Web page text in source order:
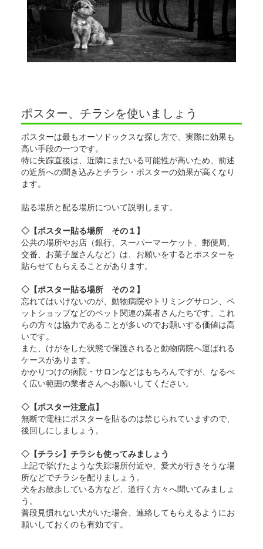
ポスター、チラシを使いましょう
ポスターは最もオーソドックスな探し方で、実際に効果も
高い手段の一つです。
特に失踪直後は、近隣にまだいる可能性が高いため、前述
の近所への聞き込みとチラシ・ポスターの効果が高くなり
ます。
貼る場所と配る場所について説明します。
◇【ポスター貼る場所 その１】
公共の場所やお店（銀行、スーパーマーケット、郵便局、
交番、お菓子屋さんなど）は、お願いをするとポスターを
貼らせてもらえることがあります。
◇【ポスター貼る場所 その２】
忘れてはいけないのが、動物病院やトリミングサロン、ペ
ットショップなどのペット関連の業者さんたちです。これ
らの方々は協力であることが多いのでお願いする価値は高
いです。
また、けがをした状態で保護されると動物病院へ運ばれる
ケースがあります。
かかりつけの病院・サロンなどはもちろんですが、なるべ
く広い範囲の業者さんへお願いしてください。
◇【ポスター注意点】
無断で電柱にポスターを貼るのは禁じられていますので、
後回しにしましょう。
◇【チラシ】チラシも使ってみましょう
上記で挙げたような失踪場所付近や、愛犬が行きそうな場
所などでチラシを配りましょう。
犬をお散歩している方など、道行く方々へ聞いてみましょ
う。
普段見慣れない犬がいた場合、連絡してもらえるようにお
願いしておくのも有効です。